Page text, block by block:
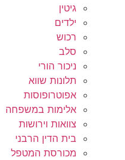
גיטין
ילדים
רכוש
סלב
ניכור הורי
תלונות שווא
אפוטרופוסות
אלימות במשפחה
צוואות וירושות
בית הדין הרבני
מכורסת המטפל